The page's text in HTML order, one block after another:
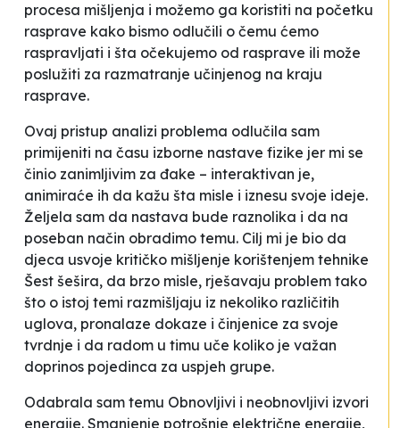
procesa mišljenja i možemo ga koristiti na početku
rasprave kako bismo odlučili o čemu ćemo
raspravljati i šta očekujemo od rasprave ili može
poslužiti za razmatranje učinjenog na kraju
rasprave.
Ovaj pristup analizi problema odlučila sam
primijeniti na času izborne nastave fizike jer mi se
činio zanimljivim za đake – interaktivan je,
animiraće ih da kažu šta misle i iznesu svoje ideje.
Željela sam da nastava bude raznolika i da na
poseban način obradimo temu. Cilj mi je bio da
djeca usvoje kritičko mišljenje korištenjem tehnike
Šest šešira, da brzo misle, rješavaju problem tako
što o istoj temi razmišljaju iz nekoliko različitih
uglova, pronalaze dokaze i činjenice za svoje
tvrdnje i da radom u timu uče koliko je važan
doprinos pojedinca za uspjeh grupe.
Odabrala sam temu Obnovljivi i neobnovljivi izvori
energije. Smanjenje potrošnje električne energije,